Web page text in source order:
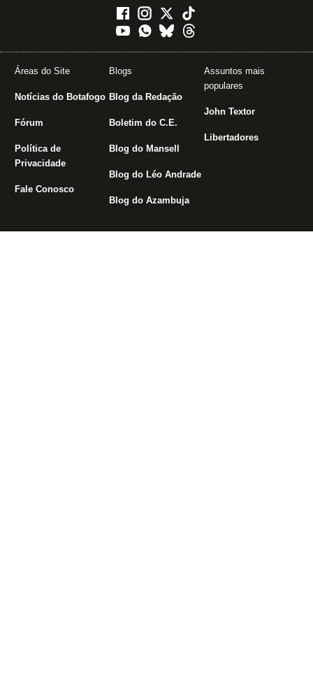
Áreas do Site
Notícias do Botafogo
Fórum
Política de
Privacidade
Fale Conosco
Blogs
Blog da Redação
Boletim do C.E.
Blog do Mansell
Blog do Léo Andrade
Blog do Azambuja
Assuntos mais
populares
John Textor
Libertadores